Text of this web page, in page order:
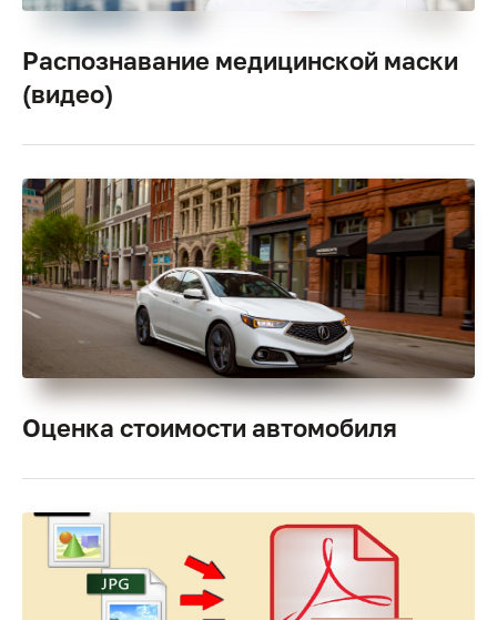
Распознавание медицинской маски
(видео)
Оценка стоимости автомобиля